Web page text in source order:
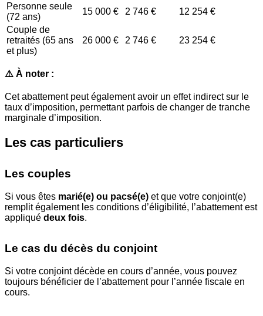
Personne seule
(72 ans)
15 000 € 2 746 €
12 254 €
Couple de
retraités (65 ans
et plus)
26 000 € 2 746 € 23 254 €
⚠️ À noter :
Cet abattement peut également avoir un effet indirect sur le
taux d’imposition, permettant parfois de changer de tranche
marginale d’imposition.
Les cas particuliers
Les couples
Si vous êtes marié(e) ou pacsé(e) et que votre conjoint(e)
remplit également les conditions d’éligibilité, l’abattement est
appliqué deux fois.
Le cas du décès du conjoint
Si votre conjoint décède en cours d’année, vous pouvez
toujours bénéficier de l’abattement pour l’année fiscale en
cours.